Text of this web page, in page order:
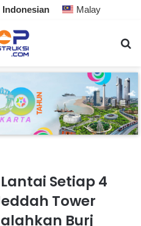
Indonesian Malay
Setiap 4
Tower
Burj